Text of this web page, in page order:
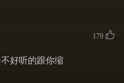
179
好听的跟你缩